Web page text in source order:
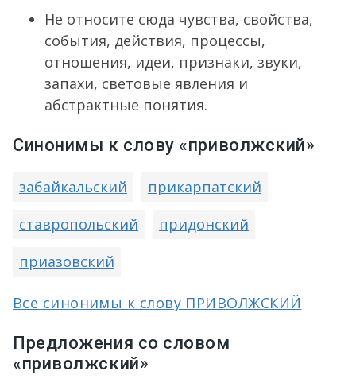
Не относите сюда чувства, свойства,
события, действия, процессы,
отношения, идеи, признаки, звуки,
запахи, световые явления и
абстрактные понятия.
Синонимы к слову «приволжский»
забайкальский
прикарпатский
ставропольский
придонский
приазовский
Все синонимы к слову ПРИВОЛЖСКИЙ
Предложения со словом
«приволжский»